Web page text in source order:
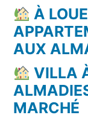
À
AUX
VILLA
MARCHÉ